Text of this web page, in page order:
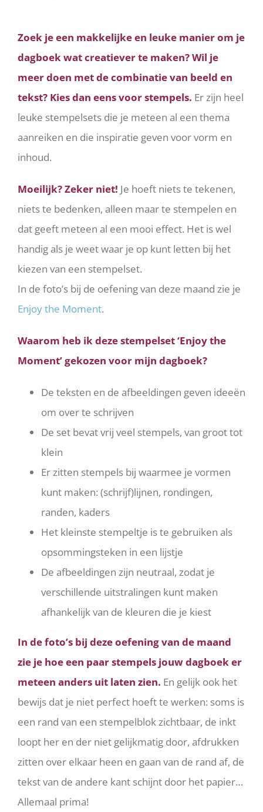
grotere
afbeelding
Zoek je een makkelijke en leuke manier om je
dagboek wat creatiever te maken? Wil je
meer doen met de combinatie van beeld en
tekst? Kies dan eens voor stempels. Er zijn heel
leuke stempelsets die je meteen al een thema
aanreiken en die inspiratie geven voor vorm en
inhoud.
Moeilijk? Zeker niet! Je hoeft niets te tekenen,
niets te bedenken, alleen maar te stempelen en
dat geeft meteen al een mooi effect. Het is wel
handig als je weet waar je op kunt letten bij het
kiezen van een stempelset.
In de foto’s bij de oefening van deze maand zie je
Enjoy the Moment.
Waarom heb ik deze stempelset ‘Enjoy the
Moment’ gekozen voor mijn dagboek?
De teksten en de afbeeldingen geven ideeën
om over te schrijven
De set bevat vrij veel stempels, van groot tot
klein
Er zitten stempels bij waarmee je vormen
kunt maken: (schrijf)lijnen, rondingen,
randen, kaders
Het kleinste stempeltje is te gebruiken als
opsommingsteken in een lijstje
De afbeeldingen zijn neutraal, zodat je
verschillende uitstralingen kunt maken
afhankelijk van de kleuren die je kiest
In de foto’s bij deze oefening van de maand
zie je hoe een paar stempels jouw dagboek er
meteen anders uit laten zien. En gelijk ook het
bewijs dat je niet perfect hoeft te werken: soms is
een rand van een stempelblok zichtbaar, de inkt
loopt her en der niet gelijkmatig door, afdrukken
zitten over elkaar heen en gaan van de rand af, de
tekst van de andere kant schijnt door het papier…
Allemaal prima!